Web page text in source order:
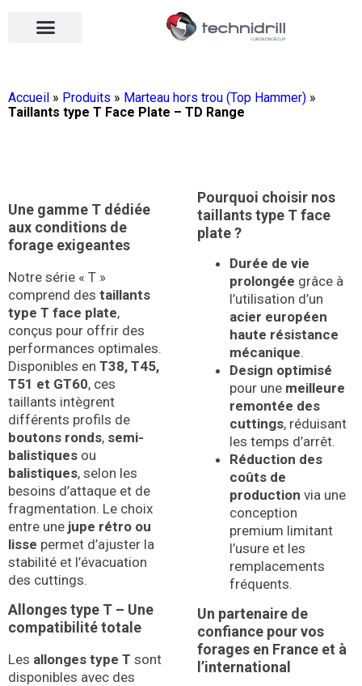
Accueil » Produits » Marteau hors trou (Top Hammer) »
Taillants type T Face Plate – TD Range
Une gamme T dédiée
aux conditions de
forage exigeantes
Notre série « T »
comprend des taillants
type T face plate,
conçus pour offrir des
performances optimales.
Disponibles en T38, T45,
T51 et GT60, ces
taillants intègrent
différents profils de
boutons ronds, semi-
balistiques ou
balistiques, selon les
besoins d’attaque et de
fragmentation. Le choix
entre une jupe rétro ou
lisse permet d’ajuster la
stabilité et l’évacuation
des cuttings.
Allonges type T – Une
compatibilité totale
Les allonges type T sont
disponibles avec des
Pourquoi choisir nos
taillants type T face
plate ?
Durée de vie
prolongée grâce à
l’utilisation d’un
acier européen
haute résistance
mécanique.
Design optimisé
pour une meilleure
remontée des
cuttings, réduisant
les temps d’arrêt.
Réduction des
coûts de
production via une
conception
premium limitant
l’usure et les
remplacements
fréquents.
Un partenaire de
confiance pour vos
forages en France et à
l’international